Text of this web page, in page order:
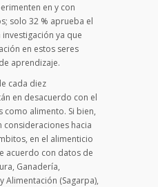
en y con
solo 32 % aprueba el
ya que
en estos seres
aprendizaje.
cada diez
en desacuerdo con el
como alimento. Si bien,
consideraciones hacia
en el alimenticio
acuerdo con datos de
Ganadería,
Alimentación (Sagarpa),